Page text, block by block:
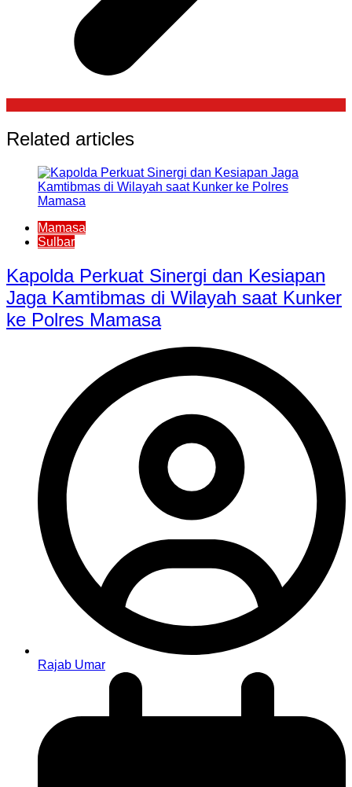
Related articles
Mamasa
Sulbar
Kapolda Perkuat Sinergi dan Kesiapan
Jaga Kamtibmas di Wilayah saat Kunker
ke Polres Mamasa
Rajab Umar